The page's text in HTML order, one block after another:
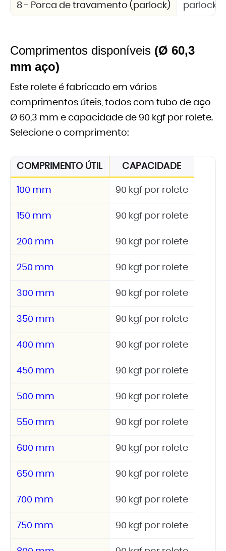
8 - Porca de travamento (parlock) parlock
Comprimentos disponíveis (Ø 60,3
mm aço)
Este rolete é fabricado em vários
comprimentos úteis, todos com tubo de aço
Ø 60,3 mm e capacidade de 90 kgf por rolete.
Selecione o comprimento:
COMPRIMENTO ÚTIL CAPACIDADE
100 mm 90 kgf por rolete
150 mm 90 kgf por rolete
200 mm 90 kgf por rolete
250 mm 90 kgf por rolete
300 mm 90 kgf por rolete
350 mm 90 kgf por rolete
400 mm 90 kgf por rolete
450 mm 90 kgf por rolete
500 mm 90 kgf por rolete
550 mm 90 kgf por rolete
600 mm 90 kgf por rolete
650 mm 90 kgf por rolete
700 mm 90 kgf por rolete
750 mm 90 kgf por rolete